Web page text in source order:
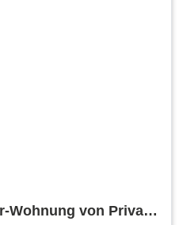
Wohnung von Privat